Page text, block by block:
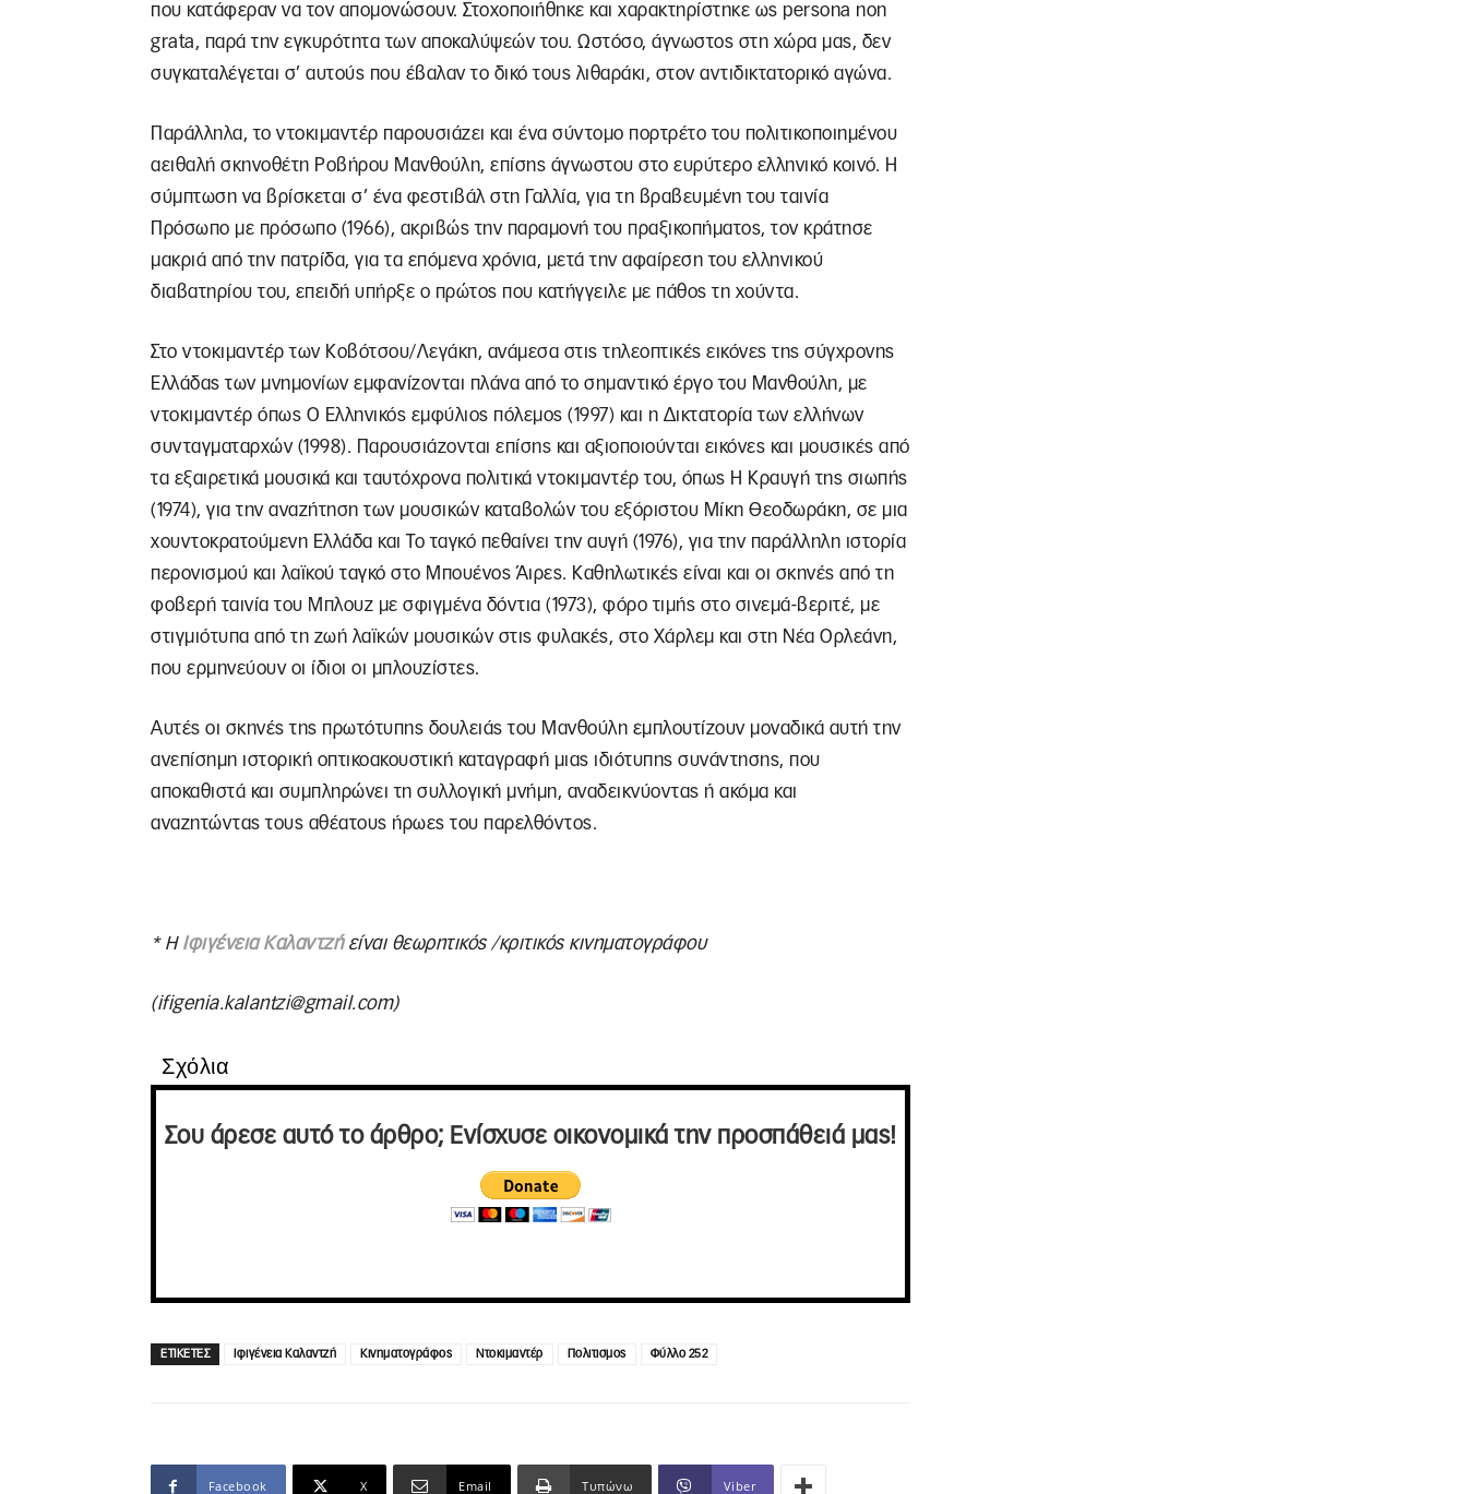
που κατάφεραν να τον απομονώσουν. Στοχοποιήθηκε και χαρακτηρίστηκε ως persona non
grata, παρά την εγκυρότητα των αποκαλύψεών του. Ωστόσο, άγνωστος στη χώρα μας, δεν
συγκαταλέγεται σ’ αυτούς που έβαλαν το δικό τους λιθαράκι, στον αντιδικτατορικό αγώνα.
Παράλληλα, το ντοκιμαντέρ παρουσιάζει και ένα σύντομο πορτρέτο του πολιτικοποιημένου
αειθαλή σκηνοθέτη Ροβήρου Μανθούλη, επίσης άγνωστου στο ευρύτερο ελληνικό κοινό. Η
σύμπτωση να βρίσκεται σ’ ένα φεστιβάλ στη Γαλλία, για τη βραβευμένη του ταινία
Πρόσωπο με πρόσωπο (1966), ακριβώς την παραμονή του πραξικοπήματος, τον κράτησε
μακριά από την πατρίδα, για τα επόμενα χρόνια, μετά την αφαίρεση του ελληνικού
διαβατηρίου του, επειδή υπήρξε ο πρώτος που κατήγγειλε με πάθος τη χούντα.
Στο ντοκιμαντέρ των Κοβότσου/Λεγάκη, ανάμεσα στις τηλεοπτικές εικόνες της σύγχρονης
Ελλάδας των μνημονίων εμφανίζονται πλάνα από το σημαντικό έργο του Μανθούλη, με
ντοκιμαντέρ όπως Ο Ελληνικός εμφύλιος πόλεμος (1997) και η Δικτατορία των ελλήνων
συνταγματαρχών (1998). Παρουσιάζονται επίσης και αξιοποιούνται εικόνες και μουσικές από
τα εξαιρετικά μουσικά και ταυτόχρονα πολιτικά ντοκιμαντέρ του, όπως Η Κραυγή της σιωπής
(1974), για την αναζήτηση των μουσικών καταβολών του εξόριστου Μίκη Θεοδωράκη, σε μια
χουντοκρατούμενη Ελλάδα και Το ταγκό πεθαίνει την αυγή (1976), για την παράλληλη ιστορία
περονισμού και λαϊκού ταγκό στο Μπουένος Άιρες. Καθηλωτικές είναι και οι σκηνές από τη
φοβερή ταινία του Μπλουζ με σφιγμένα δόντια (1973), φόρο τιμής στο σινεμά-βεριτέ, με
στιγμιότυπα από τη ζωή λαϊκών μουσικών στις φυλακές, στο Χάρλεμ και στη Νέα Ορλεάνη,
που ερμηνεύουν οι ίδιοι οι μπλουζίστες.
Αυτές οι σκηνές της πρωτότυπης δουλειάς του Μανθούλη εμπλουτίζουν μοναδικά αυτή την
ανεπίσημη ιστορική οπτικοακουστική καταγραφή μιας ιδιότυπης συνάντησης, που
αποκαθιστά και συμπληρώνει τη συλλογική μνήμη, αναδεικνύοντας ή ακόμα και
αναζητώντας τους αθέατους ήρωες του παρελθόντος.
* Η Ιφιγένεια Καλαντζήείναι θεωρητικός /κριτικός κινηματογράφου
(ifigenia.kalantzi@gmail.com)
Σχόλια
Σου άρεσε αυτό το άρθρο; Ενίσχυσε οικονομικά την προσπάθειά μας!
ΕΤΙΚΕΤΕΣ Ιφιγένεια Καλαντζή Κινηματογράφος Ντοκιμαντέρ Πολιτισμος Φύλλο 252
Facebook X Email Τυπώνω Viber